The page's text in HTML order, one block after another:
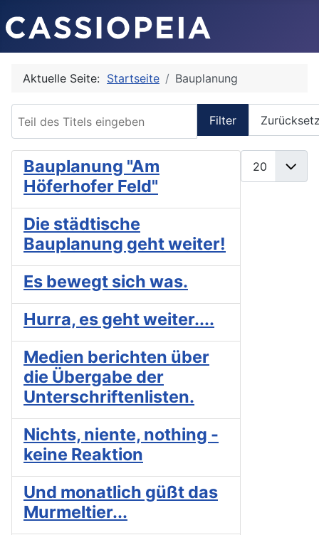
Aktuelle Seite: Startseite Bauplanung
Filter
Bauplanung "Am
Höferhofer Feld"
Die städtische
Bauplanung geht weiter!
Es bewegt sich was.
Hurra, es geht weiter....
Medien berichten über
die Übergabe der
Unterschriftenlisten.
Nichts, niente, nothing -
keine Reaktion
Und monatlich güßt das
Murmeltier...